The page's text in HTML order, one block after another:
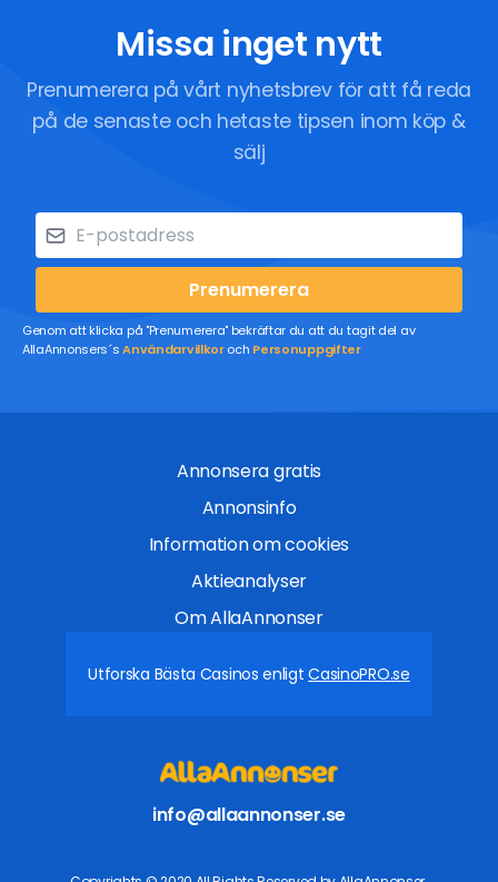
Missa inget nytt
Prenumerera på vårt nyhetsbrev för att få reda
på de senaste och hetaste tipsen inom köp &
sälj
Prenumerera
Genom att klicka på "Prenumerera" bekräftar du att du tagit del av
AllaAnnonsers´sAnvändarvillkoroch Personuppgifter
Annonsera gratis
Annonsinfo
Information om cookies
Aktieanalyser
Om AllaAnnonser
Utforska Bästa Casinos enligtCasinoPRO.se
info@allaannonser.se